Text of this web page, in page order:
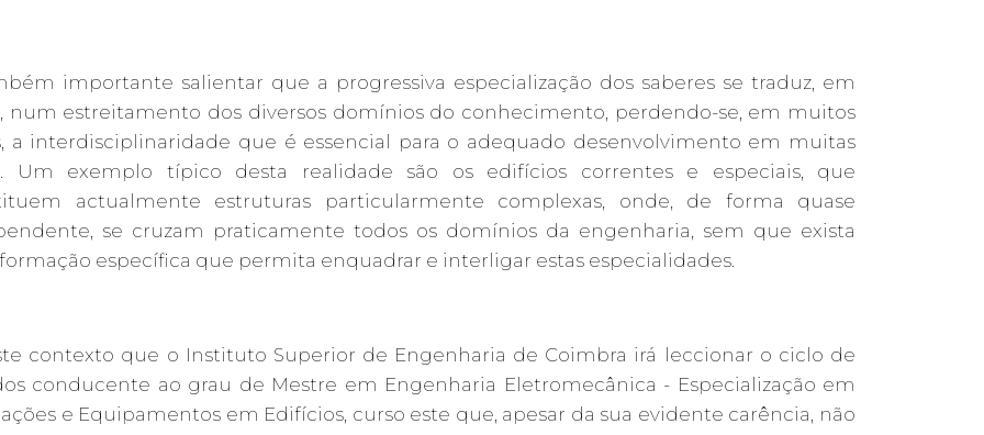
importante salientar que a progressiva especialização dos saberes se traduz, em
num estreitamento dos diversos domínios do conhecimento, perdendo-se, em muitos
a interdisciplinaridade que é essencial para o adequado desenvolvimento em muitas
Um exemplo típico desta realidade são os edifícios correntes e especiais, que
actualmente estruturas particularmente complexas, onde, de forma quase
se cruzam praticamente todos os domínios da engenharia, sem que exista
específica que permita enquadrar e interligar estas especialidades.
contexto que o Instituto Superior de Engenharia de Coimbra irá leccionar o ciclo de
conducente ao grau de Mestre em Engenharia Eletromecânica - Especialização em
e Equipamentos em Edifícios, curso este que, apesar da sua evidente carência, não